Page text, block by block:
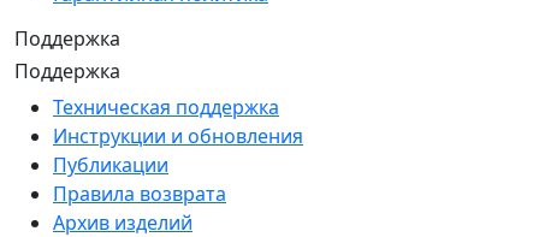
Поддержка
Поддержка
Техническая поддержка
Инструкции и обновления
Публикации
Правила возврата
Архив изделий